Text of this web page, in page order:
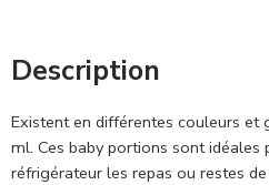
Description
Existent en différentes couleurs
ml. Ces baby portions sont
réfrigérateur les repas ou restes